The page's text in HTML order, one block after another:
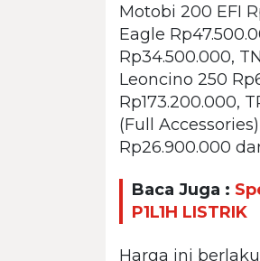
Motobi 200 EFI
Eagle
Rp34.500.000,
Leoncino 250
Rp173.200.000,
(Full
Rp26.900.000
Baca Juga :
P1L1H LISTRIK
Harga ini